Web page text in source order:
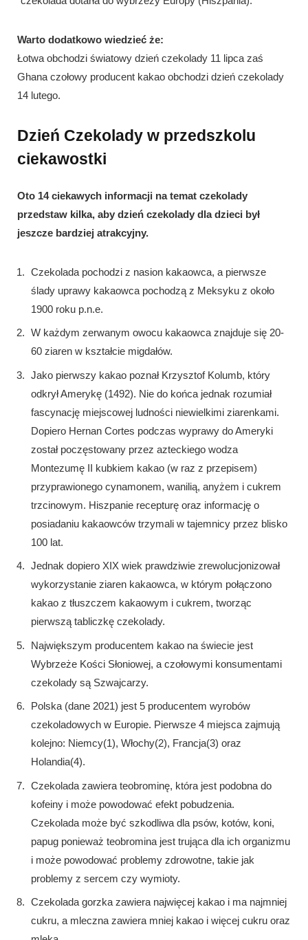
Warto dodatkowo wiedzieć że:
Łotwa obchodzi światowy dzień czekolady 11 lipca zaś
Ghana czołowy producent kakao obchodzi dzień czekolady
14 lutego.
Dzień Czekolady w przedszkolu
ciekawostki
Oto 14 ciekawych informacji na temat czekolady
przedstaw kilka, aby dzień czekolady dla dzieci był
jeszcze bardziej atrakcyjny.
Czekolada pochodzi z nasion kakaowca, a pierwsze
ślady uprawy kakaowca pochodzą z Meksyku z około
1900 roku p.n.e.
W każdym zerwanym owocu kakaowca znajduje się 20-
60 ziaren w kształcie migdałów.
Jako pierwszy kakao poznał Krzysztof Kolumb, który
odkrył Amerykę (1492). Nie do końca jednak rozumiał
fascynację miejscowej ludności niewielkimi ziarenkami.
Dopiero Hernan Cortes podczas wyprawy do Ameryki
został poczęstowany przez azteckiego wodza
Montezumę II kubkiem kakao (w raz z przepisem)
przyprawionego cynamonem, wanilią, anyżem i cukrem
trzcinowym. Hiszpanie recepturę oraz informację o
posiadaniu kakaowców trzymali w tajemnicy przez blisko
100 lat.
Jednak dopiero XIX wiek prawdziwie zrewolucjonizował
wykorzystanie ziaren kakaowca, w którym połączono
kakao z tłuszczem kakaowym i cukrem, tworząc
pierwszą tabliczkę czekolady.
Największym producentem kakao na świecie jest
Wybrzeże Kości Słoniowej, a czołowymi konsumentami
czekolady są Szwajcarzy.
Polska (dane 2021) jest 5 producentem wyrobów
czekoladowych w Europie. Pierwsze 4 miejsca zajmują
kolejno: Niemcy(1), Włochy(2), Francja(3) oraz
Holandia(4).
Czekolada zawiera teobrominę, która jest podobna do
kofeiny i może powodować efekt pobudzenia.
Czekolada może być szkodliwa dla psów, kotów, koni,
papug ponieważ teobromina jest trująca dla ich organizmu
i może powodować problemy zdrowotne, takie jak
problemy z sercem czy wymioty.
Czekolada gorzka zawiera najwięcej kakao i ma najmniej
cukru, a mleczna zawiera mniej kakao i więcej cukru oraz